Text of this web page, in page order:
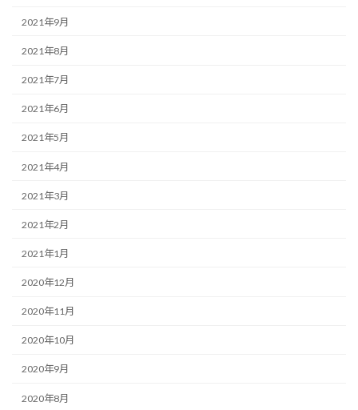
2021年9月
2021年8月
2021年7月
2021年6月
2021年5月
2021年4月
2021年3月
2021年2月
2021年1月
2020年12月
2020年11月
2020年10月
2020年9月
2020年8月